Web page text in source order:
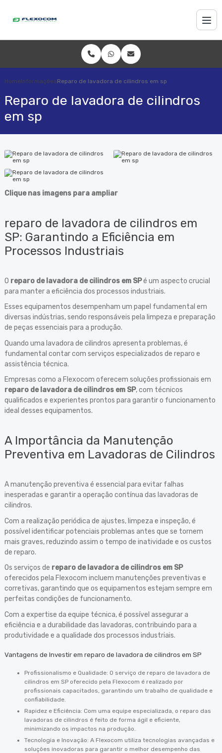
HomeInformaçõesReparo de lavadora de cilindros em sp
Reparo de lavadora de cilindros
em sp
Clique nas imagens para ampliar
reparo de lavadora de cilindros em
SP: Garantindo a Eficiência em
Processos Industriais
O reparo de lavadora de cilindros em SPé um aspecto crucial
para manter a eficiência dos processos industriais.
Esses equipamentos desempenham um papel fundamental em
diversas indústrias, sendo responsáveis pela limpeza e preparação
de peças essenciais para a produção.
Quando uma lavadora de cilindros apresenta problemas, é
fundamental contar com serviços especializados de reparo e
assistência técnica.
Empresas como a Flexocom oferecem soluções profissionais em
reparo de lavadora de cilindros em SP, com técnicos
qualificados e experientes prontos para garantir o funcionamento
ideal desses equipamentos.
A Importância da Manutenção
Preventiva em Lavadoras de Cilindros
A manutenção preventiva é essencial para evitar falhas
inesperadas e garantir a operação contínua das lavadoras de
cilindros.
Com a realização periódica de ajustes, limpeza e inspeção, é
possível identificar potenciais problemas antes que se tornem
mais graves, reduzindo assim o tempo de inatividade e os custos
de reparo.
Os serviços de reparo de lavadora de cilindros em SP
oferecidos pela Flexocom incluem manutenções preventivas e
corretivas, garantindo que os equipamentos estejam sempre em
perfeitas condições de funcionamento.
Com a expertise da equipe técnica, é possível assegurar a
eficiência e a durabilidade das lavadoras, contribuindo para a
produtividade e a qualidade dos processos industriais.
Vantagens de Investir em reparo de lavadora de cilindros em SP
Profissionalismo e Qualidade: O serviço de reparo de lavadora de
cilindros em SP oferecido pela Flexocom é realizado por
profissionais capacitados, garantindo um trabalho de qualidade e
confiabilidade.
Rapidez e Eficiência: Com uma equipe especializada, o reparo das
lavadoras de cilindros é feito de forma ágil e eficiente,
minimizando os impactos na produção.
Tecnologia e Inovação: A Flexocom utiliza tecnologias avançadas e
soluções inovadoras para garantir o melhor desempenho das